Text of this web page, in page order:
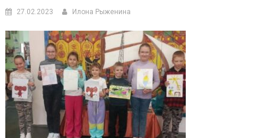
27.02.2023 Илона Рыженина